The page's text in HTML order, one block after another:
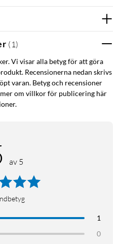
( 1 )
Vi visar alla betyg för att göra
Recensionerna nedan skrivs
varan. Betyg och recensioner
mer om villkor för publicering här
av 5
1
0